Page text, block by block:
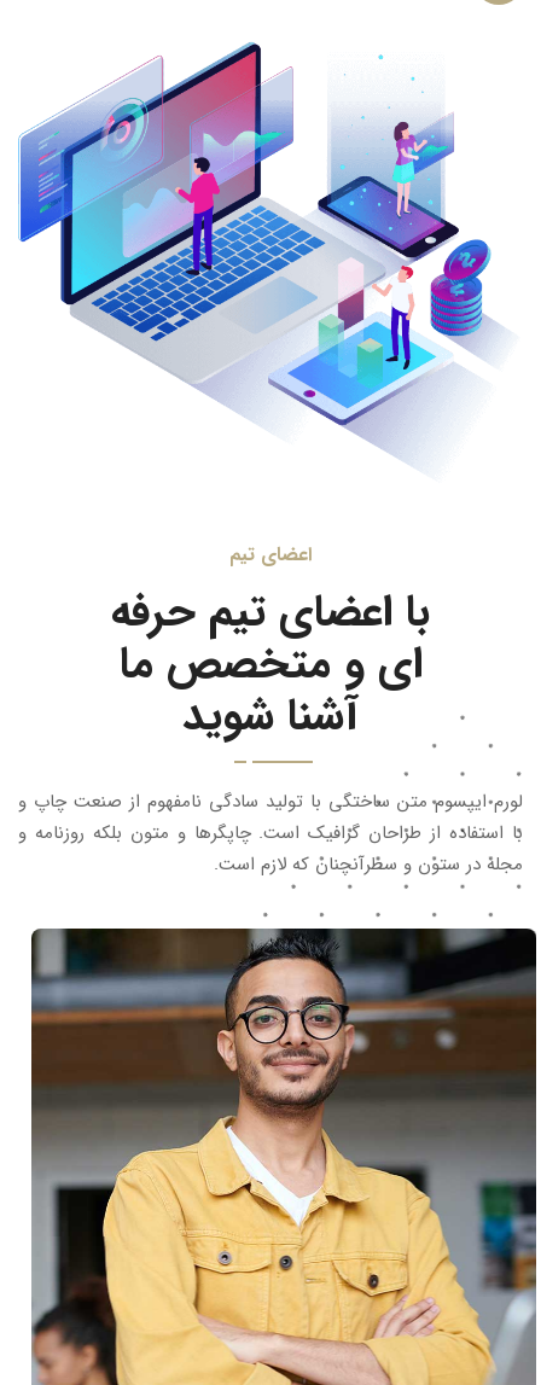
اعضای تیم
با اعضای تیم حرفه
ای و متخصص ما
آشنا شوید
لورم ایپسوم متن ساختگی با تولید سادگی نامفهوم از صنعت چاپ و
با استفاده از طراحان گرافیک است. چاپگرها و متون بلکه روزنامه و
مجله در ستون و سطرآنچنان که لازم است.